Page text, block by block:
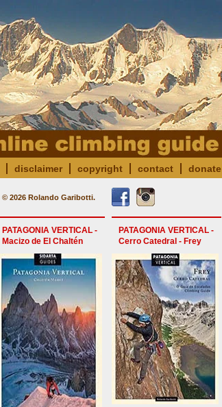
disclaimer copyright contact
donate
© 2026 Rolando Garibotti.
PATAGONIA VERTICAL -
Macizo de El Chaltén
PATAGONIA VERTICAL -
Cerro Catedral - Frey